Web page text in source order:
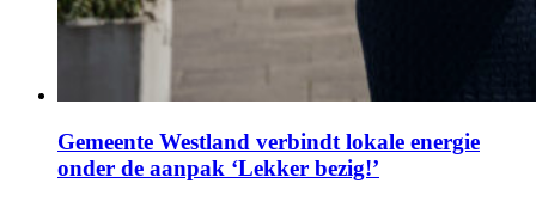
Gemeente Westland verbindt lokale energie
onder de aanpak ‘Lekker bezig!’